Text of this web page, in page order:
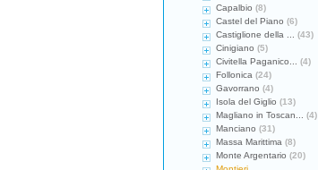
Capalbio (8)
Castel del Piano (6)
Castiglione della ...
(43)
Cinigiano (5)
Civitella Paganico...
(4)
Follonica (24)
Gavorrano (4)
Isola del Giglio (13)
Magliano in Toscan...
(4)
Manciano (31)
Massa Marittima (8)
Monte Argentario (20)